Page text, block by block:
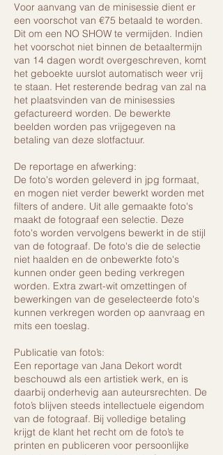
Voor aanvang van de minisessie dient er
een voorschot van €75 betaald te worden.
Dit om een NO SHOW te vermijden. Indien
het voorschot niet binnen de betaaltermijn
van 14 dagen wordt overgeschreven, komt
het geboekte uurslot automatisch weer vrij
te staan. Het resterende bedrag van zal na
het plaatsvinden van de minisessies
gefactureerd worden. De bewerkte
beelden worden pas vrijgegeven na
betaling van deze slotfactuur.
De reportage en afwerking:
De foto's worden geleverd in jpg formaat,
en mogen niet verder bewerkt worden met
filters of andere. Uit alle gemaakte foto's
maakt de fotograaf een selectie. Deze
foto's worden vervolgens bewerkt in de stijl
van de fotograaf. De foto's die de selectie
niet haalden en de onbewerkte foto's
kunnen onder geen beding verkregen
worden. Extra zwart-wit omzettingen of
bewerkingen van de geselecteerde foto's
kunnen verkregen worden op aanvraag en
mits een toeslag.
Publicatie van foto’s:
Een reportage van Jana Dekort wordt
beschouwd als een artistiek werk, en is
daarbij onderhevig aan auteursrechten. De
foto’s blijven steeds intellectuele eigendom
van de fotograaf. Bij volledige betaling
krijgt de klant het recht om de foto’s te
printen en publiceren voor persoonlijke